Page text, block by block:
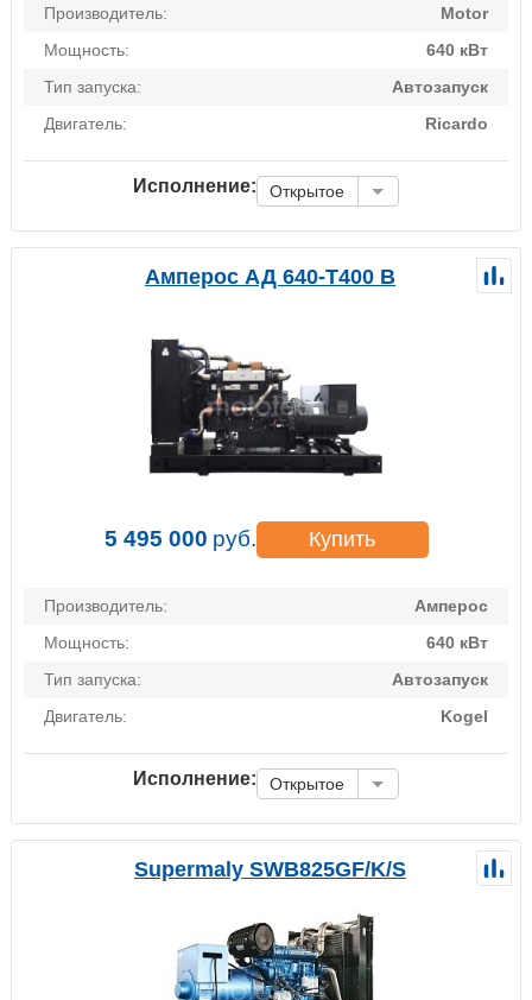
Производитель:
Motor
Мощность:
640 кВт
Тип запуска:
Автозапуск
Двигатель:
Ricardo
Исполнение: Открытое
Амперос АД 640-Т400 B
5 495 000 руб. Купить
Производитель:
Амперос
Мощность:
640 кВт
Тип запуска:
Автозапуск
Двигатель:
Kogel
Исполнение: Открытое
Supermaly SWB825GF/K/S